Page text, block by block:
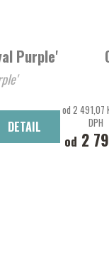
Purple'
DETAIL
od 2 491,07
DPH
od 2